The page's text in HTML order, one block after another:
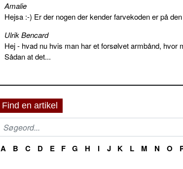
Amalie
Hejsa :-) Er der nogen der kender farvekoden er på
Ulrik Bencard
Hej - hvad nu hvis man har et forsølvet armbånd,
Sådan at det...
Find en artikel
A B C D E F G H I J K L M N O